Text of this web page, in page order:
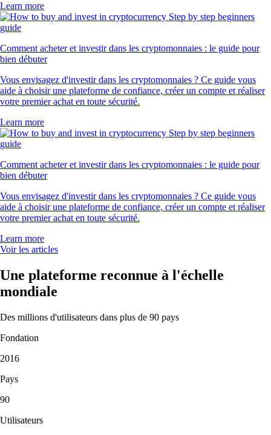
Learn more
Comment acheter et investir dans les cryptomonnaies : le guide pour
bien débuter
Vous envisagez d'investir dans les cryptomonnaies ? Ce guide vous
aide à choisir une plateforme de confiance, créer un compte et réaliser
votre premier achat en toute sécurité.
Learn more
Comment acheter et investir dans les cryptomonnaies : le guide pour
bien débuter
Vous envisagez d'investir dans les cryptomonnaies ? Ce guide vous
aide à choisir une plateforme de confiance, créer un compte et réaliser
votre premier achat en toute sécurité.
Learn more
Voir les articles
Une plateforme reconnue à l'échelle
mondiale
Des millions d'utilisateurs dans plus de 90 pays
Fondation
2016
Pays
90
Utilisateurs